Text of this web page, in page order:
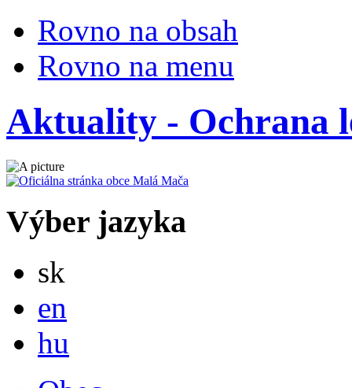
Rovno na obsah
Rovno na menu
Aktuality - Ochrana
Výber jazyka
sk
en
hu